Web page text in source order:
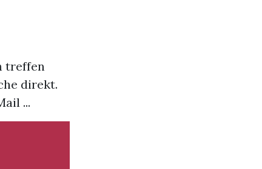
treffen
direkt.
...